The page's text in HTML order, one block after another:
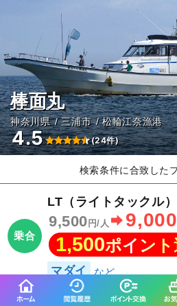
棒面丸
神奈川県 三浦市 松輪江奈漁港
4.5 (24件)
検索条件に合致した
乗合
LT（ライトタックル
9,500 円/人 9,000
1,500ポイント
マダイ
今日 月 水 木